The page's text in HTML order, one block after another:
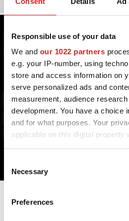
Responsible use of your data
We and our 1022 partners
e.g. your IP-number, using
store and access information on
serve personalized ads and
measurement, audience
development. You have a choice
and for what purposes. Your
applicable on this digital property
the Privacy trigger icon.
Collect information about
Selection
Necessary
Preferences
Ποιότητα